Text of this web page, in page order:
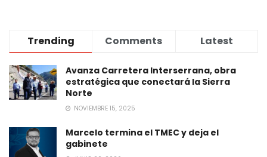
Trending Comments Latest
Avanza Carretera Interserrana, obra
estratégica que conectará la Sierra
Norte
NOVIEMBRE 15, 2025
Marcelo termina el TMEC y deja el
gabinete